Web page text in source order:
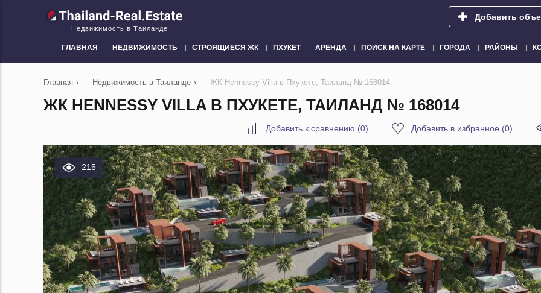
Недвижимость в Таиланде
Добавить
ГЛАВНАЯ НЕДВИЖИМОСТЬ СТРОЯЩИЕСЯ ЖК ПХУКЕТ АРЕНДА ПОИСК НА КАРТЕ ГОРОДА РАЙОНЫ
Главная › Недвижимость в Таиланде › ЖК Hennessy Villa в Пхукете, Таиланд № 168014
ЖК HENNESSY VILLA В ПХУКЕТЕ, ТАИЛАНД № 168014
Добавить к сравнению (0) Добавить в избранное (0)
215